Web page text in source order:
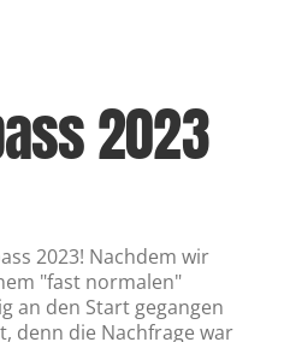
2023
2023! Nachdem wir
"fast normalen"
an den Start gegangen
denn die Nachfrage war